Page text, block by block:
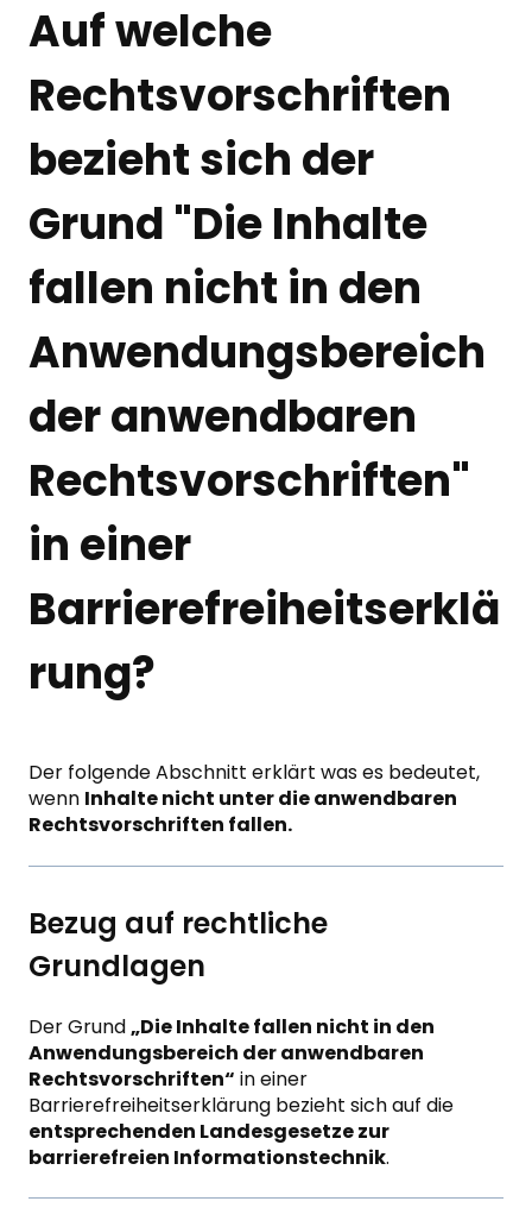
Auf welche
Rechtsvorschriften
bezieht sich der
Grund "Die Inhalte
fallen nicht in den
Anwendungsbereich
der anwendbaren
Rechtsvorschriften"
in einer
Barrierefreiheitserklä
rung?
Der folgende Abschnitt erklärt was es bedeutet,
wenn Inhalte nicht unter die anwendbaren
Rechtsvorschriften fallen.
Bezug auf rechtliche
Grundlagen
Der Grund„Die Inhalte fallen nicht in den
Anwendungsbereich der anwendbaren
Rechtsvorschriften“ in einer
Barrierefreiheitserklärung bezieht sich auf die
entsprechenden Landesgesetze zur
barrierefreien Informationstechnik.